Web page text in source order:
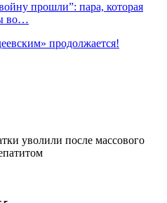
прошли”: пара, которая
во…
продолжается!
уволили после массового